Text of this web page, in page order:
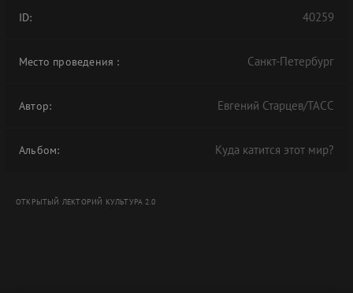
ID: 40259
Место проведения : Санкт-Петербург
Автор: Евгений Старцев/ТАСС
Альбом: Куда катится этот мир?
ОТКРЫТЫЙ ЛЕКТОРИЙ КУЛЬТУРА 2.0